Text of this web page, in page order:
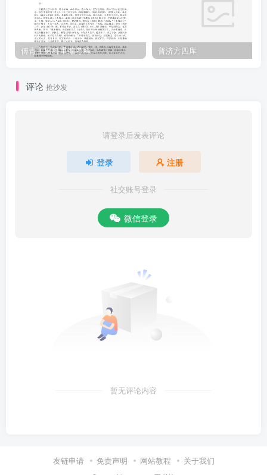
神，当归陈皮白茯苓，栀子黄芩桔梗。知贝前胡天麦，甘草枳壳人
参，再加黄蘗妙如神，前胡生姜作引。婴童百问【明鲁伯嗣】喘急议
曰：小儿有因惊暴触心肺，气虚发喘者：有伤寒，肺气壅盛发喘者：
有食热物毒物，冒触三焦，积热熏蒸清道，肺肝气逆作喘者。喘与气
主之，佐以天麻定喘饮，乃效。其伤寒肺气壅盛发喘者，是表不解，
以小青龙汤、麻黄杏子甘草石膏汤，辨其冷热而施治焉。其感风咳嗽
肺虚发喘者，则三拗汤加减治之。其食咸鹾而喘者，啖以生豆腐：有
热，治之以凉肺定喘之剂。又有哮喘者，以许叔征十六般哮喘之法治
者加葶苈子。又有莩苈丸宽气进食，千金射干汤治咳逆喘急大效。齁
傅青主男科重编考释 普济方四库
评论 抢沙发
请登录后发表评论
登录 注册
社交账号登录
微信登录
暂无评论内容
友链申请 免责声明 网站教程 关于我们